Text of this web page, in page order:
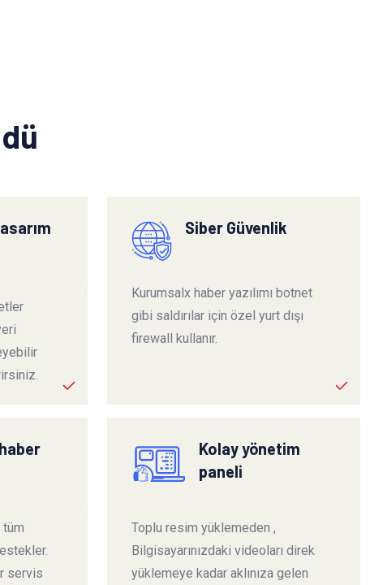
Siber Güvenlik
Kurumsalx haber yazılımı botnet
gibi saldırılar için özel yurt dışı
firewall kullanır.
tüm
servis
Kolay yönetim
paneli
Toplu resim yüklemeden ,
Bilgisayarınızdaki videoları direk
yüklemeye kadar aklınıza gelen